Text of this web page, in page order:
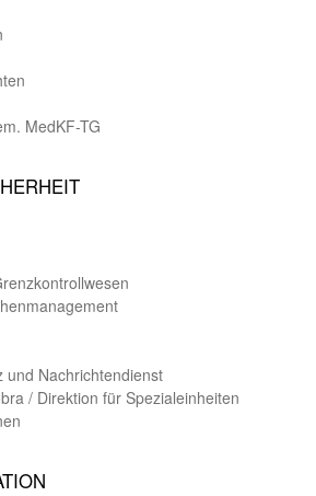
MedKF-TG
und Nach­richten­dienst
/ Direktion für Spezialeinheiten